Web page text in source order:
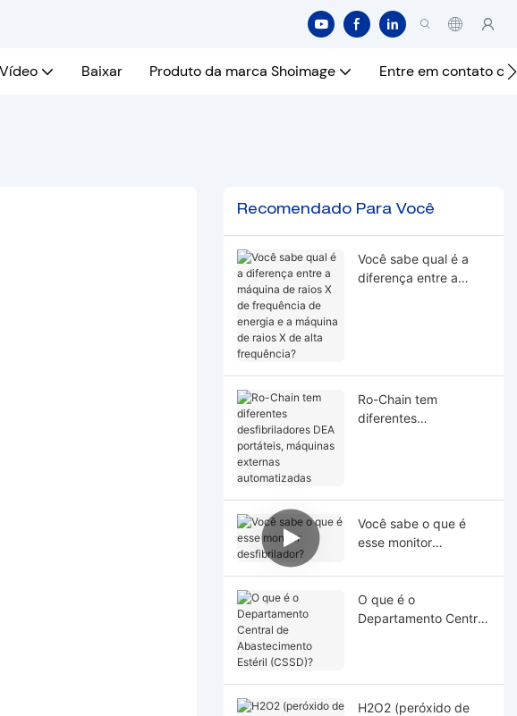
Vídeo Baixar Produto da marca Shoimage Entre em contato
Recomendado Para Você
Você sabe qual é a
diferença entre a
Ro-Chain tem
diferentes
Você sabe o que é
esse monitor
O que é o
Departamento Central
H2O2 (peróxido de